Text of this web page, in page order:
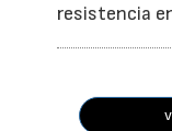
resistencia